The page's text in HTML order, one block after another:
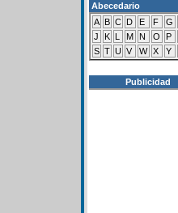
Abecedario
A B C D E F G
J
K L M N O P
S T U V W X Y
Publicidad